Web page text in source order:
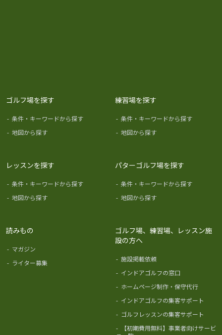
ゴルフ場を探す
- 条件・キーワードから探す
- 地図から探す
練習場を探す
- 条件・キーワードから探す
- 地図から探す
レッスンを探す
- 条件・キーワードから探す
- 地図から探す
パターゴルフ場を探す
- 条件・キーワードから探す
- 地図から探す
読みもの
- マガジン
- ライター募集
ゴルフ場、練習場、レッスン施
設の方へ
- 施設掲載依頼
- インドアゴルフの窓口
- ホームページ制作・保守代行
- インドアゴルフの集客サポート
- ゴルフレッスンの集客サポート
-
【初期費用無料】事業者向けサービ